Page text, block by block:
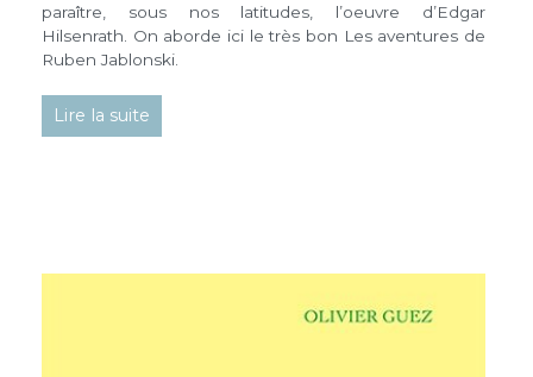
paraître, sous nos latitudes, l’oeuvre d’Edgar
Hilsenrath. On aborde ici le très bon Les aventures de
Ruben Jablonski.
Lire la suite